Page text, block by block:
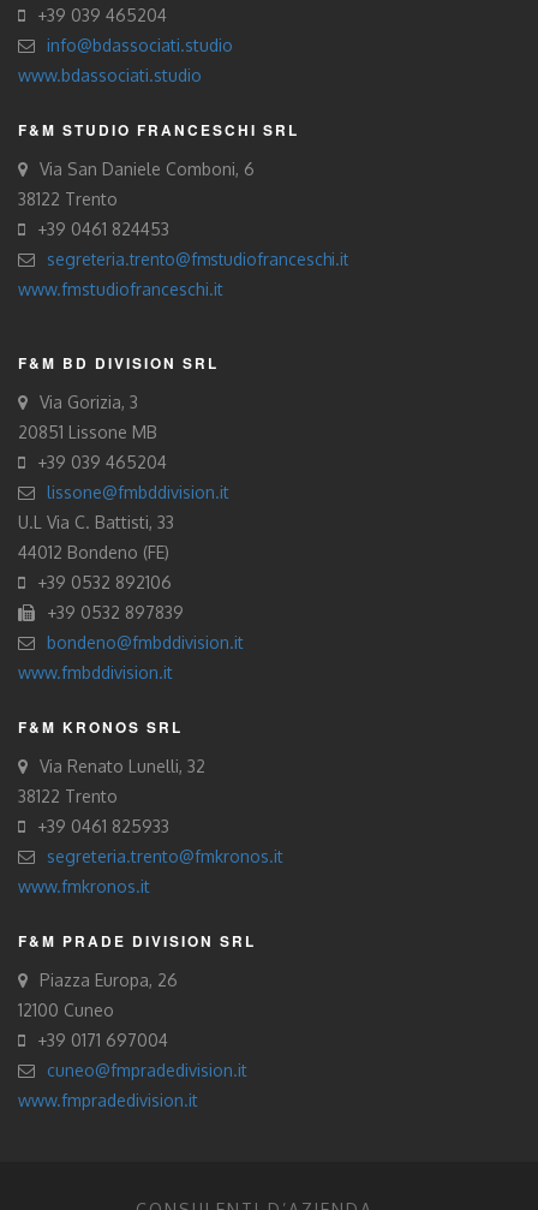
+39 039 465204
info@bdassociati.studio
www.bdassociati.studio
F&M STUDIO FRANCESCHI SRL
Via San Daniele Comboni, 6
38122 Trento
+39 0461 824453
segreteria.trento@fmstudiofranceschi.it
www.fmstudiofranceschi.it
F&M BD DIVISION SRL
Via Gorizia, 3
20851 Lissone MB
+39 039 465204
lissone@fmbddivision.it
U.L Via C. Battisti, 33
44012 Bondeno (FE)
+39 0532 892106
+39 0532 897839
bondeno@fmbddivision.it
www.fmbddivision.it
F&M KRONOS SRL
Via Renato Lunelli, 32
38122 Trento
+39 0461 825933
segreteria.trento@fmkronos.it
www.fmkronos.it
F&M PRADE DIVISION SRL
Piazza Europa, 26
12100 Cuneo
+39 0171 697004
cuneo@fmpradedivision.it
www.fmpradedivision.it